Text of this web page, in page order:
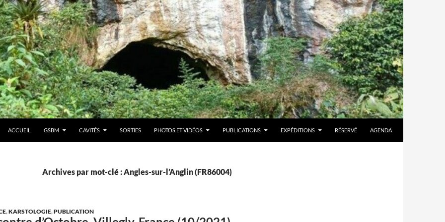
ACCUEIL GSBM CAVITÉS SORTIES PHOTOS ET VIDÉOS PUBLICATIONS EXPÉDITIONS RÉSERVÉ AGENDA
Archives par mot-clé : Angles-sur-l’Anglin (FR86004)
,KARSTOLOGIE,PUBLICATION